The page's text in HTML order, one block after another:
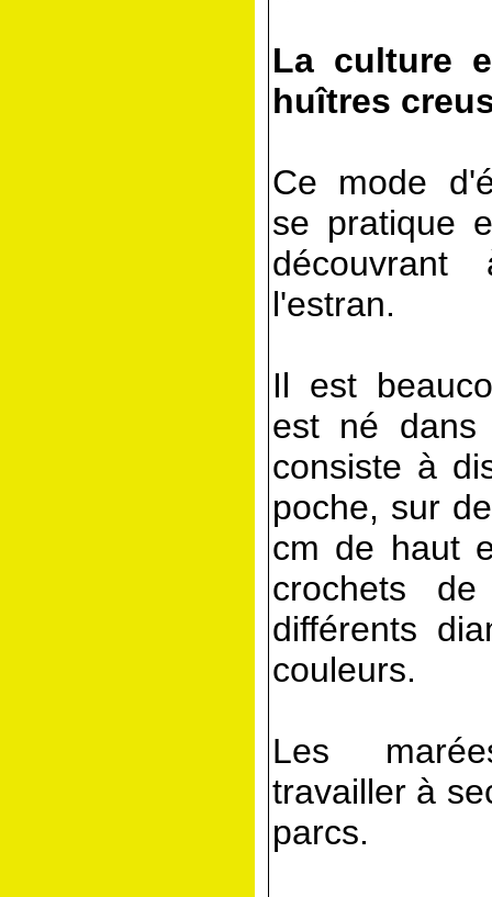
La culture
huîtres
Ce mode
se pratique
l'estran.
Il est
est né dans
consiste à
poche, sur
cm de haut
crochets de
différents
couleurs.
Les
travailler à
parcs.